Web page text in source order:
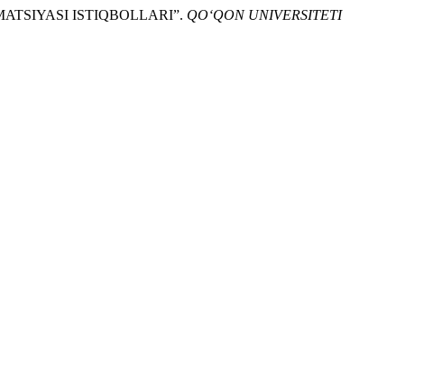
ISTIQBOLLARI”. QO‘QON UNIVERSITETI